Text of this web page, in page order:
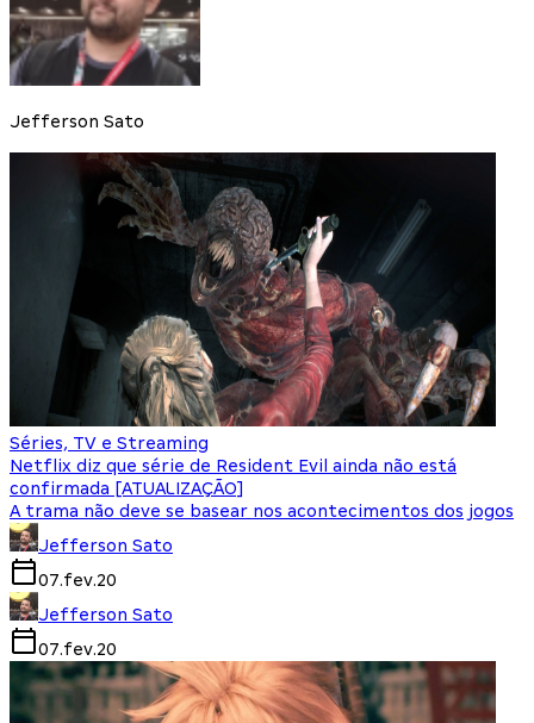
Jefferson Sato
Séries, TV e Streaming
Netflix diz que série de Resident Evil ainda não está
confirmada [ATUALIZAÇÃO]
A trama não deve se basear nos acontecimentos dos jogos
Jefferson Sato
07.fev.20
Jefferson Sato
07.fev.20